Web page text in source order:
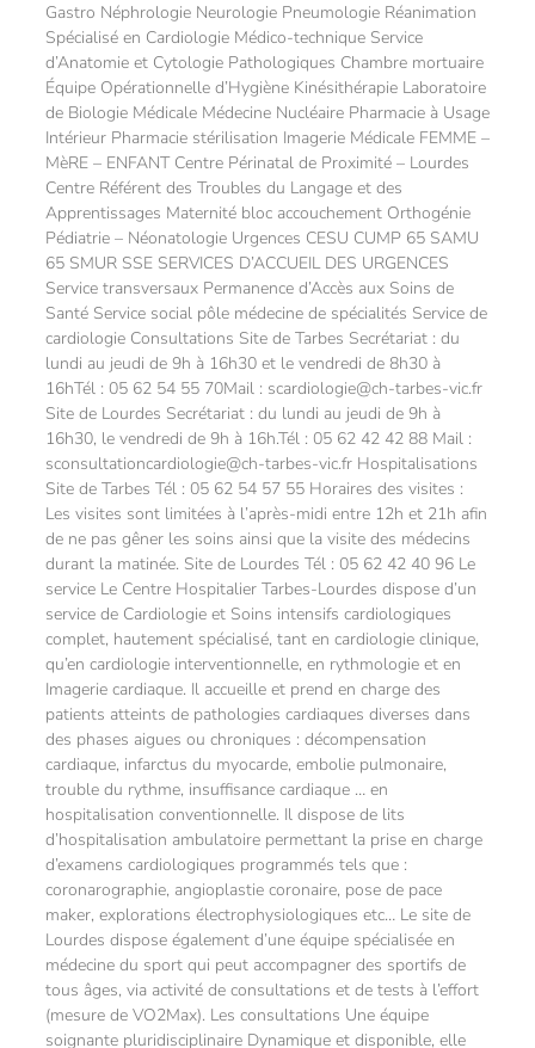
Gastro Néphrologie Neurologie Pneumologie Réanimation
Spécialisé en Cardiologie Médico-technique Service
d’Anatomie et Cytologie Pathologiques Chambre mortuaire
Équipe Opérationnelle d’Hygiène Kinésithérapie Laboratoire
de Biologie Médicale Médecine Nucléaire Pharmacie à Usage
Intérieur Pharmacie stérilisation Imagerie Médicale FEMME –
MèRE – ENFANT Centre Périnatal de Proximité – Lourdes
Centre Référent des Troubles du Langage et des
Apprentissages Maternité bloc accouchement Orthogénie
Pédiatrie – Néonatologie Urgences CESU CUMP 65 SAMU
65 SMUR SSE SERVICES D’ACCUEIL DES URGENCES
Service transversaux Permanence d’Accès aux Soins de
Santé Service social pôle médecine de spécialités Service de
cardiologie Consultations Site de Tarbes Secrétariat : du
lundi au jeudi de 9h à 16h30 et le vendredi de 8h30 à
16hTél : 05 62 54 55 70Mail : scardiologie@ch-tarbes-vic.fr
Site de Lourdes Secrétariat : du lundi au jeudi de 9h à
16h30, le vendredi de 9h à 16h.Tél : 05 62 42 42 88 Mail :
sconsultationcardiologie@ch-tarbes-vic.fr Hospitalisations
Site de Tarbes Tél : 05 62 54 57 55 Horaires des visites :
Les visites sont limitées à l’après-midi entre 12h et 21h afin
de ne pas gêner les soins ainsi que la visite des médecins
durant la matinée. Site de Lourdes Tél : 05 62 42 40 96 Le
service Le Centre Hospitalier Tarbes-Lourdes dispose d’un
service de Cardiologie et Soins intensifs cardiologiques
complet, hautement spécialisé, tant en cardiologie clinique,
qu’en cardiologie interventionnelle, en rythmologie et en
Imagerie cardiaque. Il accueille et prend en charge des
patients atteints de pathologies cardiaques diverses dans
des phases aigues ou chroniques : décompensation
cardiaque, infarctus du myocarde, embolie pulmonaire,
trouble du rythme, insuffisance cardiaque … en
hospitalisation conventionnelle. Il dispose de lits
d’hospitalisation ambulatoire permettant la prise en charge
d’examens cardiologiques programmés tels que :
coronarographie, angioplastie coronaire, pose de pace
maker, explorations électrophysiologiques etc… Le site de
Lourdes dispose également d’une équipe spécialisée en
médecine du sport qui peut accompagner des sportifs de
tous âges, via activité de consultations et de tests à l’effort
(mesure de VO2Max). Les consultations Une équipe
soignante pluridisciplinaire Dynamique et disponible, elle